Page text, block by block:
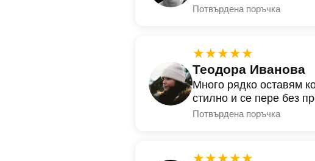
Потвърдена поръчка
★★★★★
Теодора Иванова
Много рядко оставям
стилно и се пере без
Потвърдена поръчка